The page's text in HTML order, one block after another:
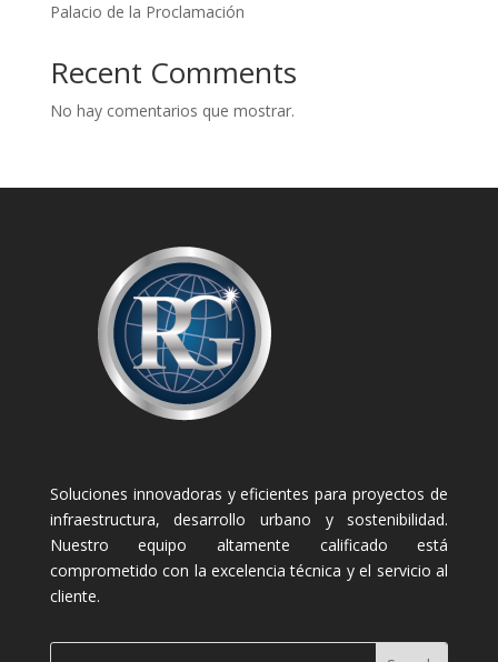
Palacio de la Proclamación
Recent Comments
No hay comentarios que mostrar.
Soluciones innovadoras y eficientes para proyectos de
infraestructura, desarrollo urbano y sostenibilidad.
Nuestro equipo altamente calificado está
comprometido con la excelencia técnica y el servicio al
cliente.